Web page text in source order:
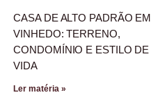
CASA DE ALTO PADRÃO EM
VINHEDO: TERRENO,
CONDOMÍNIO E ESTILO DE
VIDA
Ler matéria »